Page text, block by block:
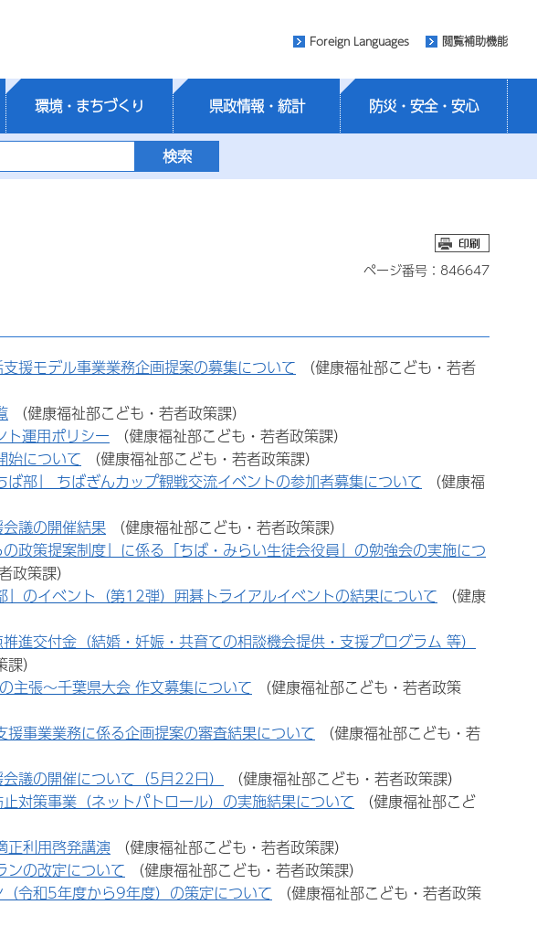
Foreign Languages 閲覧補助機能
環境・まちづくり 県政情報・統計 防災・安全・安心
ページ番号：846647
援モデル事業業務企画提案の募集について
（健康福祉部こども・若者政策課）
運用ポリシー
（健康福祉部こども・若者政策課）
始について
（健康福祉部こども・若者政策課）
部」 ちばぎんカップ観戦交流イベントの参加者募集について
議の開催結果
（健康福祉部こども・若者政策課）
政策提案制度」に係る「ちば・みらい生徒会役員」の勉強会の実施につ
政策課）
」のイベント（第12弾）囲碁トライアルイベントの結果について
進交付金（結婚・妊娠・共育ての相談機会提供・支援プログラム 等）
）
主張～千葉県大会 作文募集について
事業業務に係る企画提案の審査結果について
議の開催について（5月22日）
（健康福祉部こども・若者政策課）
対策事業（ネットパトロール）の実施結果について
正利用啓発講演
（健康福祉部こども・若者政策課）
ンの改定について
（健康福祉部こども・若者政策課）
令和5年度から9年度）の策定について